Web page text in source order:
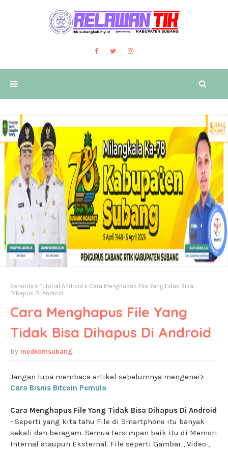
Beranda Tutorial Android
Cara Menghapus File Yang Tidak Bisa
Dihapus Di Android
Cara Menghapus File Yang
Tidak Bisa Dihapus Di Android
medkomsubang
Jangan lupa membaca artikel sebelumnya mengenai>
Cara Bisnis Bitcoin Pemula.
Cara Menghapus File Yang Tidak Bisa Dihapus Di Android
- Seperti yang kita tahu File di Smartphone itu banyak
sekali dan beragam. Semua tersimpan baik itu di Memori
Internal ataupun Eksternal. File seperti Gambar , Video ,